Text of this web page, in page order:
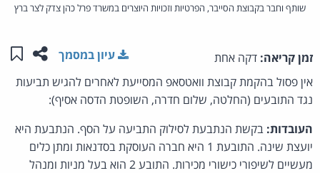
שותף וחבר בקבוצת הסייבר, הפרטיות וזכויות היוצרים במשרד פרל כהן צדק לצר ברץ
זמן קריאה: דקה אחת שתפו
עיון במסמך
אין פסול בהקמת קבוצת וואטסאפ המסייעת לאחרים להגיש תביעות
נגד התובעים (החלטה, שלום חדרה, השופטת הדסה אסיף):
העובדות: בקשת הנתבעת לסילוק התביעה על הסף. הנתבעת היא
יועצת שינה. התובעת 1 היא חברה העוסקת בסדנאות ומתן כלים
מעשיים לשיפורי כישורי מכירות. התובע 2 הוא בעל מניות ומנהל